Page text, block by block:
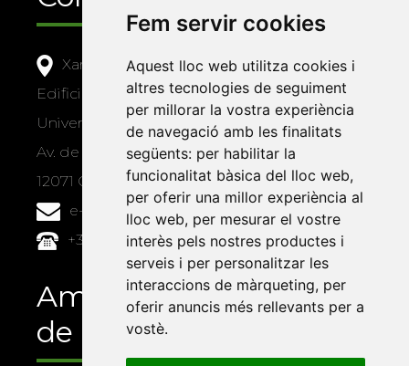
Fem servir cookies
Aquest lloc web utilitza cookies i
altres tecnologies de seguiment
per millorar la vostra experiència
de navegació amb les finalitats
següents: per habilitar la
funcionalitat bàsica del lloc web,
per oferir una millor experiència al
lloc web, per mesurar el vostre
interès pels nostres productes i
serveis i per personalitzar les
interaccions de màrqueting, per
oferir anuncis més rellevants per a
vostè.
Xarxa Vives d'Universitats
Edifici Àgora
Universitat Jaume I, local 10
Av. de Vicent Sos Baynat, s/n
12071 Castelló de la Plana
e-buc@vives.org
+34 964 72 89 93
Amb el suport
de